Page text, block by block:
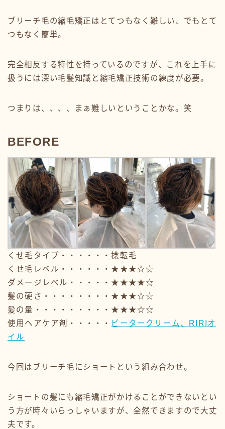
ブリーチ毛の縮毛矯正はとてつもなく難しい、でもとて
つもなく簡単。
完全相反する特性を持っているのですが、これを上手に
扱うには深い毛髪知識と縮毛矯正技術の練度が必要。
つまりは、、、、まぁ難しいということかな。笑
BEFORE
くせ毛タイプ・・・・・・捻転毛
くせ毛レベル・・・・・・★★★☆☆
ダメージレベル・・・・・★★★★☆
髪の硬さ・・・・・・・・★★★☆☆
髪の量・・・・・・・・・★★★☆☆
使用ヘアケア剤・・・・・
ビータークリーム、RIRIオ
イル
今回はブリーチ毛にショートという組み合わせ。
ショートの髪にも縮毛矯正がかけることができないとい
う方が時々いらっしゃいますが、全然できますので大丈
夫です。